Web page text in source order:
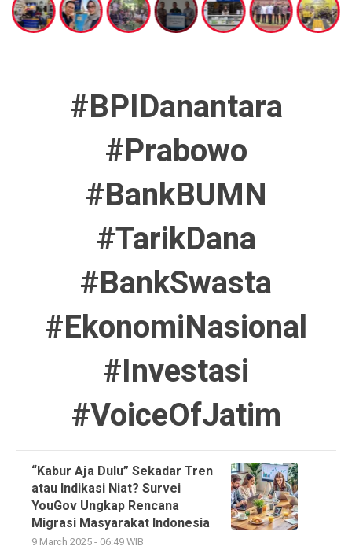
#BPIDanantara
#Prabowo
#BankBUMN
#TarikDana
#BankSwasta
#EkonomiNasional
#Investasi
#VoiceOfJatim
“Kabur Aja Dulu” Sekadar Tren
atau Indikasi Niat? Survei
YouGov Ungkap Rencana
Migrasi Masyarakat Indonesia
9 March 2025 - 06:49 WIB